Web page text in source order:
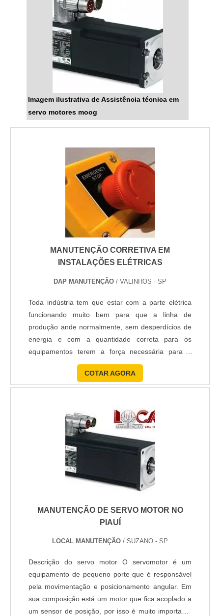
Imagem ilustrativa de Assistência técnica em
servo motores moog
MANUTENÇÃO CORRETIVA EM
INSTALAÇÕES ELÉTRICAS
DAP MANUTENÇÃO / VALINHOS - SP
Toda indústria tem que estar com a parte elétrica
funcionando muito bem para que a linha de
produção ande normalmente, sem desperdícios de
energia e com a quantidade correta para os
equipamentos terem a força necessária para o
pleno funcionamento. Por isso, a manutenção
corretiva em instalações elétricas é uma atividade
fundamental em toda a planta , buscando evitar que
ao cliente. O que uma emp....
COTAR AGORA
MANUTENÇÃO DE SERVO MOTOR NO
PIAUÍ
LOCAL MANUTENÇÃO / SUZANO - SP
Descrição do servo motor O servomotor é um
equipamento de pequeno porte que é responsável
pela movimentação e posicionamento angular. Em
sua composição está um motor que fica acoplado a
um sensor de posição, por isso é muito importante